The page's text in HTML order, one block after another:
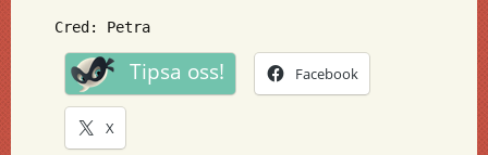
Cred: Petra
Tipsa oss! Facebook
X